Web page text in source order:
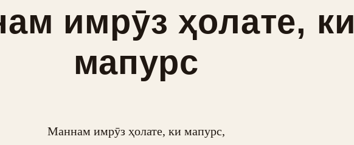
имрӯз ҳолате, ки
мапурс
Маннам имрӯз ҳолате, ки мапурс,